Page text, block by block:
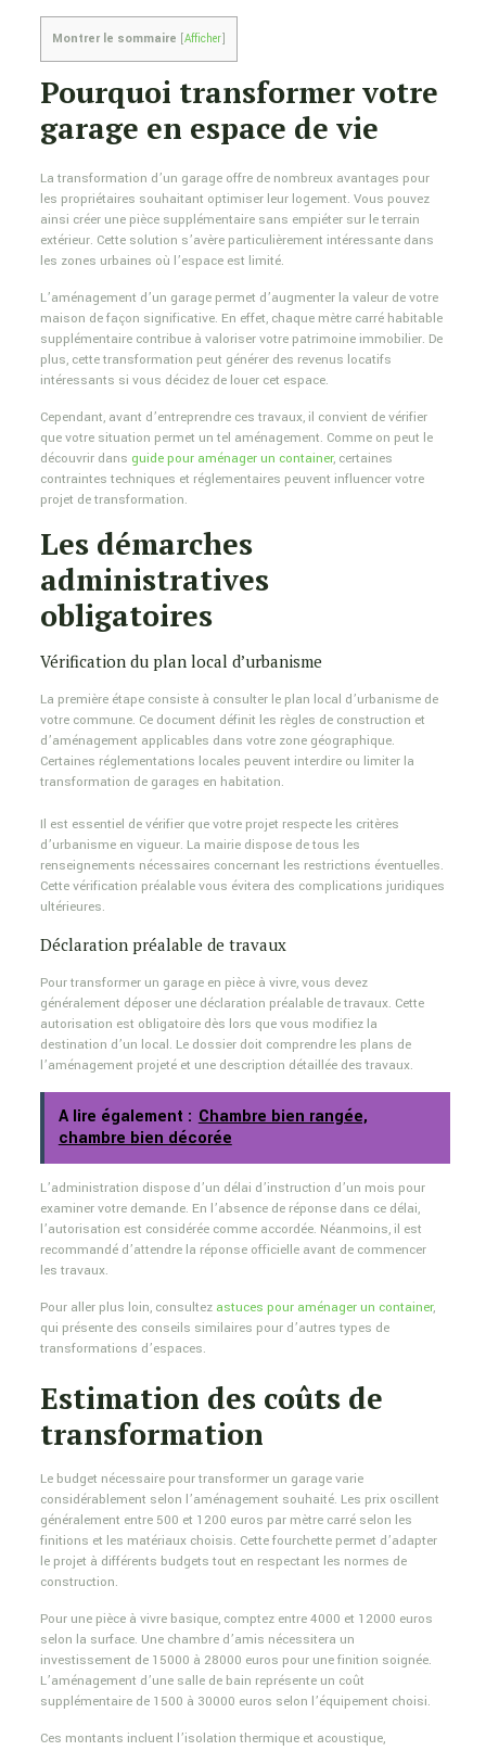
Montrer le sommaire [Afficher]
Pourquoi transformer votre
garage en espace de vie
La transformation d’un garage offre de nombreux avantages pour
les propriétaires souhaitant optimiser leur logement. Vous pouvez
ainsi créer une pièce supplémentaire sans empiéter sur le terrain
extérieur. Cette solution s’avère particulièrement intéressante dans
les zones urbaines où l’espace est limité.
L’aménagement d’un garage permet d’augmenter la valeur de votre
maison de façon significative. En effet, chaque mètre carré habitable
supplémentaire contribue à valoriser votre patrimoine immobilier. De
plus, cette transformation peut générer des revenus locatifs
intéressants si vous décidez de louer cet espace.
Cependant, avant d’entreprendre ces travaux, il convient de vérifier
que votre situation permet un tel aménagement. Comme on peut le
découvrir dans guide pour aménager un container, certaines
contraintes techniques et réglementaires peuvent influencer votre
projet de transformation.
Les démarches
administratives
obligatoires
Vérification du plan local d’urbanisme
La première étape consiste à consulter le plan local d’urbanisme de
votre commune. Ce document définit les règles de construction et
d’aménagement applicables dans votre zone géographique.
Certaines réglementations locales peuvent interdire ou limiter la
transformation de garages en habitation.
Il est essentiel de vérifier que votre projet respecte les critères
d’urbanisme en vigueur. La mairie dispose de tous les
renseignements nécessaires concernant les restrictions éventuelles.
Cette vérification préalable vous évitera des complications juridiques
ultérieures.
Déclaration préalable de travaux
Pour transformer un garage en pièce à vivre, vous devez
généralement déposer une déclaration préalable de travaux. Cette
autorisation est obligatoire dès lors que vous modifiez la
destination d’un local. Le dossier doit comprendre les plans de
l’aménagement projeté et une description détaillée des travaux.
A lire également : Chambre bien rangée,
chambre bien décorée
L’administration dispose d’un délai d’instruction d’un mois pour
examiner votre demande. En l’absence de réponse dans ce délai,
l’autorisation est considérée comme accordée. Néanmoins, il est
recommandé d’attendre la réponse officielle avant de commencer
les travaux.
Pour aller plus loin, consultez astuces pour aménager un container,
qui présente des conseils similaires pour d’autres types de
transformations d’espaces.
Estimation des coûts de
transformation
Le budget nécessaire pour transformer un garage varie
considérablement selon l’aménagement souhaité. Les prix oscillent
généralement entre 500 et 1200 euros par mètre carré selon les
finitions et les matériaux choisis. Cette fourchette permet d’adapter
le projet à différents budgets tout en respectant les normes de
construction.
Pour une pièce à vivre basique, comptez entre 4000 et 12000 euros
selon la surface. Une chambre d’amis nécessitera un
investissement de 15000 à 28000 euros pour une finition soignée.
L’aménagement d’une salle de bain représente un coût
supplémentaire de 1500 à 30000 euros selon l’équipement choisi.
Ces montants incluent l’isolation thermique et acoustique,